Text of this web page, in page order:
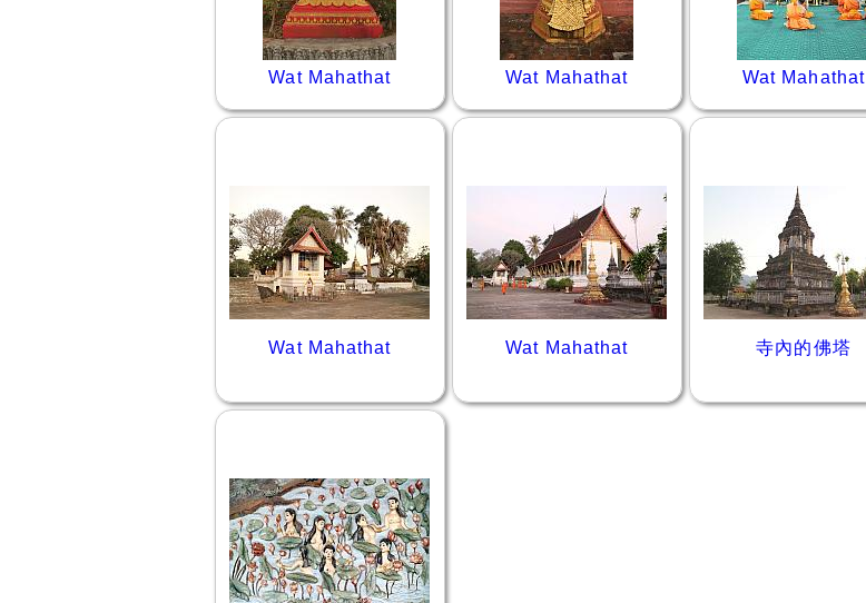
Wat Mahathat Wat Mahathat Wat Mahathat
Wat Mahathat Wat Mahathat 寺內的佛塔